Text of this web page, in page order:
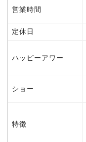
営業時間
定休日
ハッピーアワー
ショー
特徴